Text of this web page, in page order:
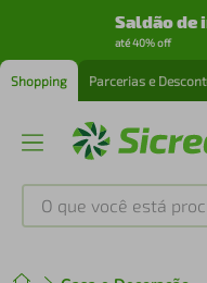
Saldão de
até 40% off
Shopping Parcerias e
O que você está